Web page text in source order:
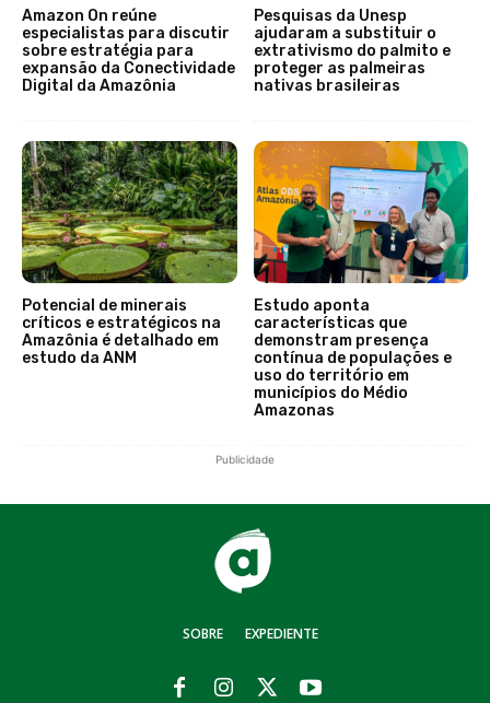
Amazon On reúne
especialistas para discutir
sobre estratégia para
expansão da Conectividade
Digital da Amazônia
Pesquisas da Unesp
ajudaram a substituir o
extrativismo do palmito e
proteger as palmeiras
nativas brasileiras
Potencial de minerais
críticos e estratégicos na
Amazônia é detalhado em
estudo da ANM
Estudo aponta
características que
demonstram presença
contínua de populações e
uso do território em
municípios do Médio
Amazonas
Publicidade
SOBRE EXPEDIENTE